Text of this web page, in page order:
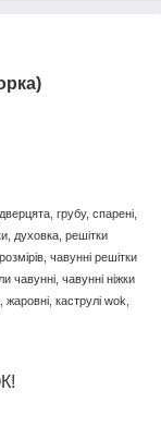
грубу, спарені,
духовка, решітки
чавунні решітки
чавунні, чавунні ніжки
каструлі wok,